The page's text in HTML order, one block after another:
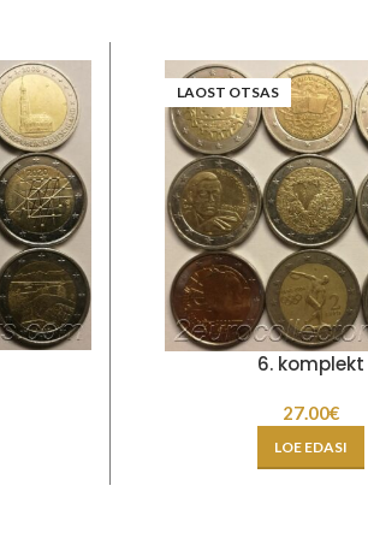
LAOST OTSAS
6. komplekt
27.00€
LOE EDASI